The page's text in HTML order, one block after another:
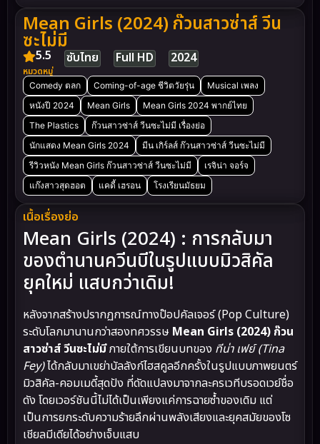
Mean Girls (2024) ก๊วนสาวซ่าส์ วีน
ซะไม่มี
5.5 ซับไทย Full HD 2024
หมวดหมู่
Comedy ตลก Coming-of-age ชีวิตวัยรุ่น
Musical เพลง
หนังปี 2024
Mean Girls
Mean Girls 2024 พากย์ไทย
The Plastics
ก๊วนสาวซ่าส์ วีนซะไม่มี เรื่องย่อ
นักแสดง Mean Girls 2024
มีน เกิร์ลส์ ก๊วนสาวซ่าส์ วีนซะไม่มี
รีวิวหนัง Mean Girls ก๊วนสาวซ่าส์ วีนซะไม่มี
เรจิน่า จอร์จ
แก๊งสาวสุดฮอต
แคดี้ เฮรอน โรงเรียนมัธยม
เนื้อเรื่องย่อ
Mean Girls (2024) : การกลับมา
ของตํานานควีนบีในรูปแบบมิวสิคัล
ยุคใหม่ แสบกว่าเดิม!
หลังจากสร้างปรากฏการณ์ทางป๊อปคัลเจอร์ (Pop Culture)
ระดับโลกมานานกว่าสองทศวรรษ Mean Girls (2024) ก๊วน
สาวซ่าส์ วีนซะไม่มีภายใต้การเขียนบทของ ทีน่า เฟย์ (Tina
Fey)ได้กลับมาเขย่าบัลลังก์ไฮสคูลอีกครั้งในรูปแบบภาพยนตร์
มิวสิคัล-คอมเมดี้สุดปัง ที่ดัดแปลงมาจากละครเวทีบรอดเวย์ชื่อ
ดัง โดยเวอร์ชันนี้ไม่ได้เป็นเพียงแค่การฉายซ้ำของเดิม แต่
เป็นการยกระดับความร้ายลึกผ่านพลังเสียงและยุคสมัยของโซ
เชียลมีเดียได้อย่างเจ็บแสบ